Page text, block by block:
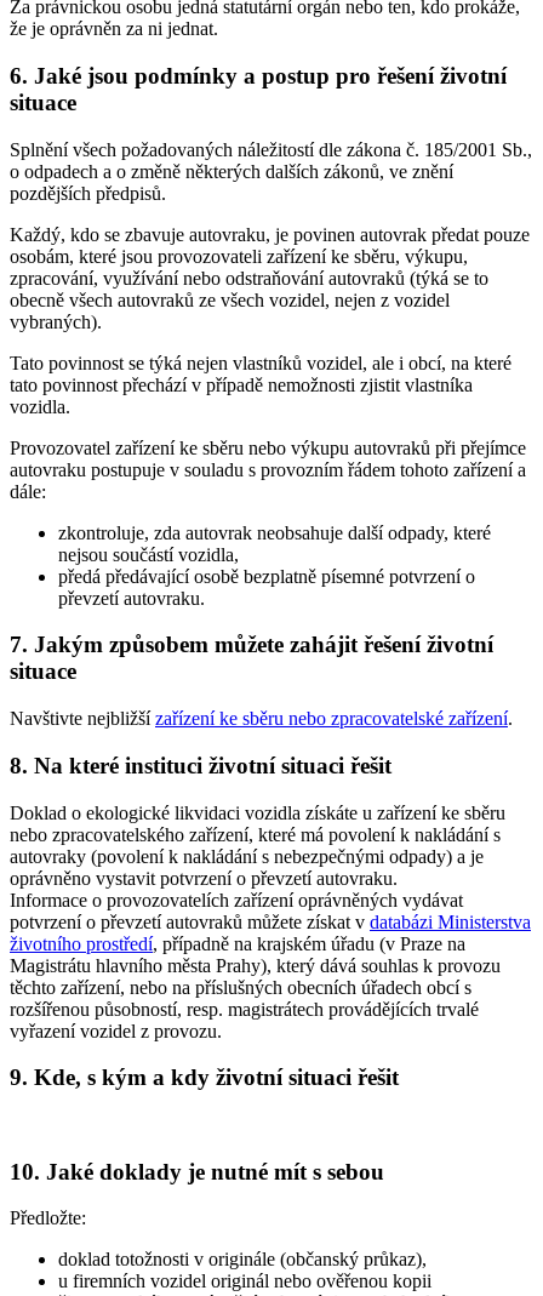
Za právnickou osobu jedná statutární orgán nebo ten, kdo prokáže,
že je oprávněn za ni jednat.
6. Jaké jsou podmínky a postup pro řešení životní
situace
Splnění všech požadovaných náležitostí dle zákona č. 185/2001 Sb.,
o odpadech a o změně některých dalších zákonů, ve znění
pozdějších předpisů.
Každý, kdo se zbavuje autovraku, je povinen autovrak předat pouze
osobám, které jsou provozovateli zařízení ke sběru, výkupu,
zpracování, využívání nebo odstraňování autovraků (týká se to
obecně všech autovraků ze všech vozidel, nejen z vozidel
vybraných).
Tato povinnost se týká nejen vlastníků vozidel, ale i obcí, na které
tato povinnost přechází v případě nemožnosti zjistit vlastníka
vozidla.
Provozovatel zařízení ke sběru nebo výkupu autovraků při přejímce
autovraku postupuje v souladu s provozním řádem tohoto zařízení a
dále:
zkontroluje, zda autovrak neobsahuje další odpady, které
nejsou součástí vozidla,
předá předávající osobě bezplatně písemné potvrzení o
převzetí autovraku.
7. Jakým způsobem můžete zahájit řešení životní
situace
Navštivte nejbližšízařízení ke sběru nebo zpracovatelské zařízení.
8. Na které instituci životní situaci řešit
Doklad o ekologické likvidaci vozidla získáte u zařízení ke sběru
nebo zpracovatelského zařízení, které má povolení k nakládání s
autovraky (povolení k nakládání s nebezpečnými odpady) a je
oprávněno vystavit potvrzení o převzetí autovraku.
Informace o provozovatelích zařízení oprávněných vydávat
potvrzení o převzetí autovraků můžete získat v databázi Ministerstva
životního prostředí, případně na krajském úřadu (v Praze na
Magistrátu hlavního města Prahy), který dává souhlas k provozu
těchto zařízení, nebo na příslušných obecních úřadech obcí s
rozšířenou působností, resp. magistrátech provádějících trvalé
vyřazení vozidel z provozu.
9. Kde, s kým a kdy životní situaci řešit
10. Jaké doklady je nutné mít s sebou
Předložte:
doklad totožnosti v originále (občanský průkaz),
u firemních vozidel originál nebo ověřenou kopii